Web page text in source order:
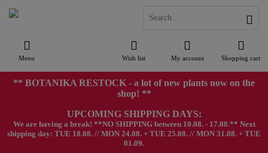
Menu Shopping cart
Wish list My account
** BOTANIKA RESTOCK - a lot of new plants now on the
shop! **
UPCOMING SHIPPING DAYS:
We are having a break! **NO SHIPPING between 10.08. - 17.08.** Next
shipping day: TUE 18.08. // MON 24.08. + TUE 25.08. // MON 31.08. + TUE
01.09.